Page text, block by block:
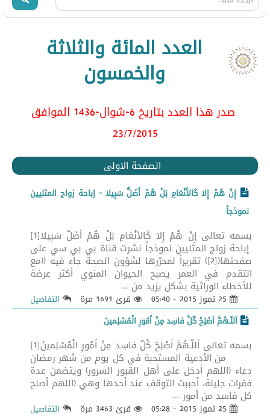
العدد المائة والثلاثة
والخمسون
صدر هذا العدد بتاريخ 6-شوال-1436 الموافق
23/7/2015
الصفحة الاولى
إِنْ هُمْ إِلا كَالأَنْعَامِ بَلْ هُمْ أَضَلُّ سَبِيلا - إباحة زواج المثليين
نموذجاً
بسمه تعالى إِنْ هُمْ إِلا كَالأَنْعَامِ بَلْ هُمْ أَضَلُّ سَبِيلا[1]
إباحة زواج المثليين نموذجاً نشرت قناة بي بي سي على
صفحتها([2]) تقريراً لمحرّرها لشؤون الصحة جاء فيه ((مع
التقدم في العمر يصبح الحيوان المنوي أكثر عرضة
للأخطاء الوراثية بشكل يزيد من ...
قرئ 1691 مرة
التفاصيل
اَللّـهُمَّ اَصْلِحْ كُلَّ فاسِد مِنْ اُمُورِ الْمُسْلِمينَ
بسمه تعالى اَللّـهُمَّ اَصْلِحْ كُلَّ فاسِد مِنْ اُمُورِ الْمُسْلِمينَ[1]
من الأدعية المستحبة في كل يوم من شهر رمضان
دعاء (اللهم أدخل على أهل القبور السرور) ويتضمن عدة
فقرات جليلة، أحببت التوقف عند أحدها وهي (اللهم أصلح
كل فاسد من أمور ...
قرئ 3463 مرة التفاصيل